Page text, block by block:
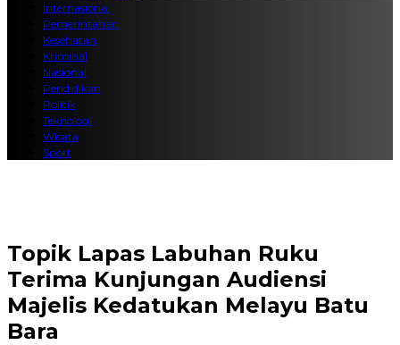
Internasional
Pemerintahan
Kesehatan
Kriminal
Nasional
Pendidikan
Politik
Teknologi
Wisata
Sport
Topik Lapas Labuhan Ruku
Terima Kunjungan Audiensi
Majelis Kedatukan Melayu Batu
Bara